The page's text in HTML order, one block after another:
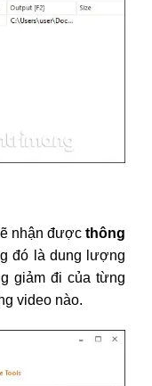
nhận được thông
đó là dung lượng
giảm đi của từng
video nào.